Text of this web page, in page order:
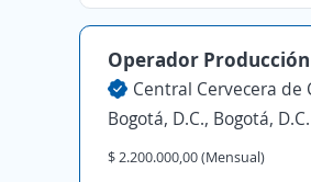
Operador
Central Cervecera de
Bogotá, D.C., Bogotá, D.C.
$ 2.200.000,00 (Mensual)